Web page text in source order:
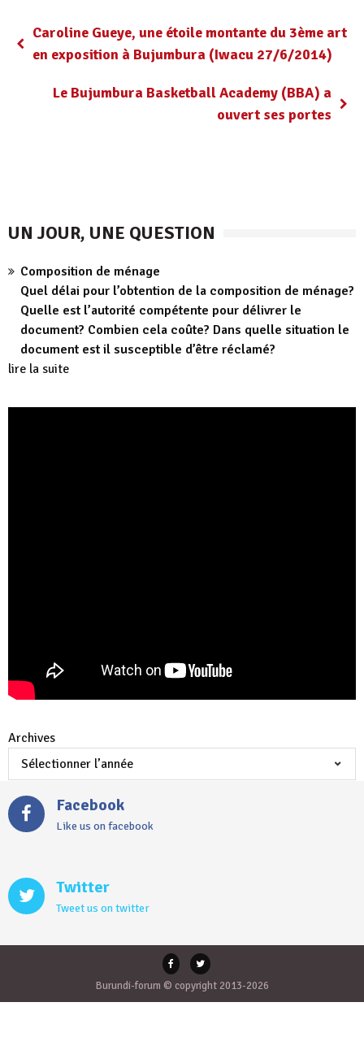
Caroline Gueye, une étoile montante du 3ème art
en exposition à Bujumbura (Iwacu 27/6/2014)
Le Bujumbura Basketball Academy (BBA) a
ouvert ses portes
UN JOUR, UNE QUESTION
Composition de ménage
Quel délai pour l’obtention de la composition de ménage?
Quelle est l’autorité compétente pour délivrer le
document? Combien cela coûte? Dans quelle situation le
document est il susceptible d’être réclamé?
lire la suite
Archives
Facebook
Like us on facebook
Twitter
Tweet us on twitter
Burundi-forum © copyright 2013-2026